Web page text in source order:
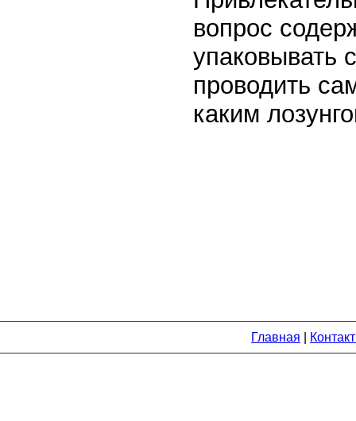
вопрос
упаковывать
проводить
каким
Главная